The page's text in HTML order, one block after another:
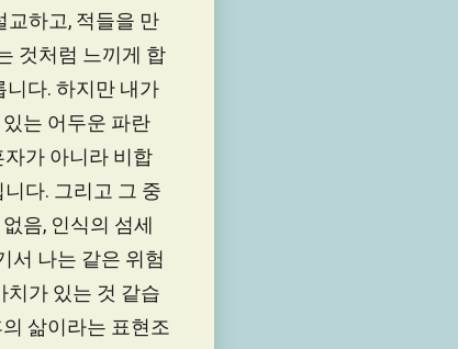
교하고, 적들을 만
것처럼 느끼게 합
니다. 하지만 내가
는 어두운 파란
가 아니라 비합
다. 그리고 그 중
음, 인식의 섬세
서 나는 같은 위험
치가 있는 것 같습
삶이라는 표현조